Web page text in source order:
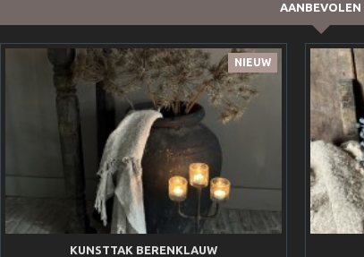
AANBEVOLEN
NIEUW
KUNSTTAK BERENKLAUW